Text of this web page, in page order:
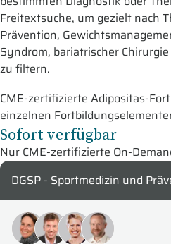
Freitextsuche, um gezielt nach
Prävention,
Syndrom, bariatrischer
zu filtern.
CME-zertifizierte Adipositas-
einzelnen
Sofort verfügbar
Nur CME-zertifizierte On-
DGSP - Sportmedizin und